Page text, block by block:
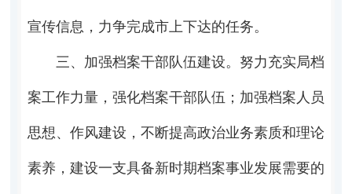
宣传信息，力争完成市上下达的任务。
三、加强档案干部队伍建设。努力充实局档
案工作力量，强化档案干部队伍；加强档案人员
思想、作风建设，不断提高政治业务素质和理论
素养，建设一支具备新时期档案事业发展需要的